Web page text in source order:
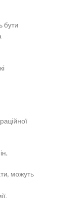
бути
можуть